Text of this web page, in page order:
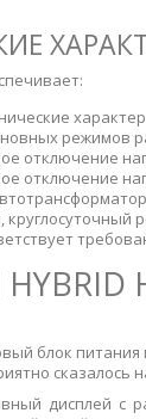
режимов
отключение
отключение
блок
дисплей с